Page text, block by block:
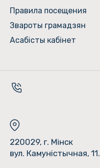
Правила посещения
Звароты грамадзян
Асабісты кабінет
220029, г. Мінск
вул. Камуністычная, 11.